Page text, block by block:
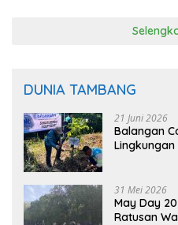
DUNIA TAMBANG
21 Juni 2026
Balangan
31 Mei 2026
May Day
Ratusan